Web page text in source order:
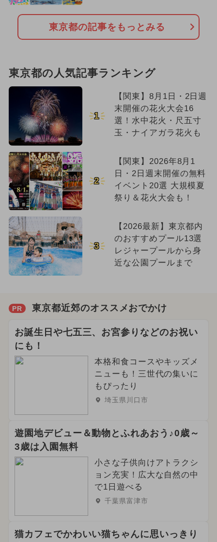
東京都の記事をもっとみる
東京都の人気記事ランキング
1
【関東】8月1日・2日週
末開催の花火大会16
選！水中花火・尺五寸
玉・ナイアガラ花火も
2
【関東】2026年8月1
日・2日週末開催の無料
イベント20選 大規模夏
祭り＆花火大会も！
3
【2026最新】東京都内
のおすすめプール13選
レジャープールから身
近な公園プールまで
PR 東京都近郊のオススメおでかけ
お誕生日や七五三、お宮参りなどのお祝い
にも！
本格和食コースやキッズメ
ニューも！三世代の集いに
もぴったり
埼玉県川口市
遊園地デビュー＆動物とふれあおう♪0歳～
3歳は入園無料
小さな子供向けアトラクシ
ョン充実！広大な自然の中
で1日遊べる
千葉県富津市
猫カフェでかわいい猫ちゃんに思いっきり